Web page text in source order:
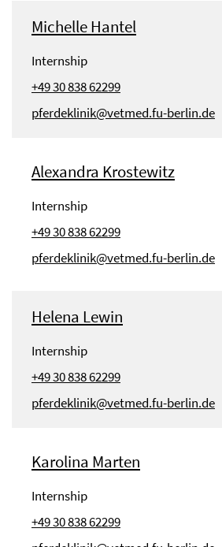
Michelle Hantel
Internship
+49 30 838 62299
pferdeklinik@vetmed.fu-berlin.de
Alexandra Krostewitz
Internship
+49 30 838 62299
pferdeklinik@vetmed.fu-berlin.de
Helena Lewin
Internship
+49 30 838 62299
pferdeklinik@vetmed.fu-berlin.de
Karolina Marten
Internship
+49 30 838 62299